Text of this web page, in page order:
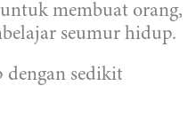
membuat orang,
seumur hidup.
dengan sedikit